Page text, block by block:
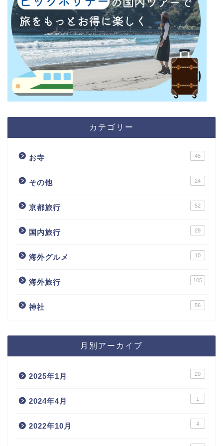
カテゴリー
お寺 45
その他 24
京都旅行 52
国内旅行 29
海外グルメ 10
海外旅行 105
神社 56
月別アーカイブ
2025年1月 20
2024年4月 1
2022年10月 4